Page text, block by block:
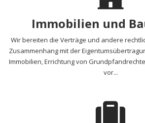
Immobilien und
Wir bereiten die Verträge und andere
Zusammenhang mit der
Immobilien, Errichtung von
vor...